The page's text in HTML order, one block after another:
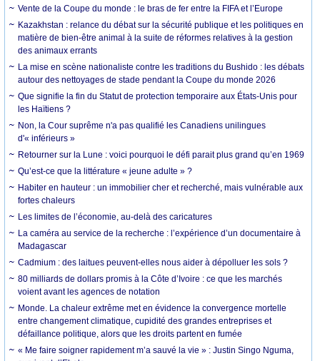
Vente de la Coupe du monde : le bras de fer entre la FIFA et l’Europe
Kazakhstan : relance du débat sur la sécurité publique et les politiques en
matière de bien-être animal à la suite de réformes relatives à la gestion
des animaux errants
La mise en scène nationaliste contre les traditions du Bushido : les débats
autour des nettoyages de stade pendant la Coupe du monde 2026
Que signifie la fin du Statut de protection temporaire aux États-Unis pour
les Haïtiens ?
Non, la Cour suprême n'a pas qualifié les Canadiens unilingues
d'« inférieurs »
Retourner sur la Lune : voici pourquoi le défi parait plus grand qu’en 1969
Qu’est-ce que la littérature « jeune adulte » ?
Habiter en hauteur : un immobilier cher et recherché, mais vulnérable aux
fortes chaleurs
Les limites de l’économie, au-delà des caricatures
La caméra au service de la recherche : l’expérience d’un documentaire à
Madagascar
Cadmium : des laitues peuvent-elles nous aider à dépolluer les sols ?
80 milliards de dollars promis à la Côte d’Ivoire : ce que les marchés
voient avant les agences de notation
Monde. La chaleur extrême met en évidence la convergence mortelle
entre changement climatique, cupidité des grandes entreprises et
défaillance politique, alors que les droits partent en fumée
« Me faire soigner rapidement m’a sauvé la vie » : Justin Singo Nguma,